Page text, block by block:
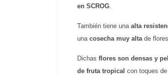
en SCROG
También tiene una alta
una cosecha muy alta de
Dichas flores son densas y
de fruta tropical con toques de